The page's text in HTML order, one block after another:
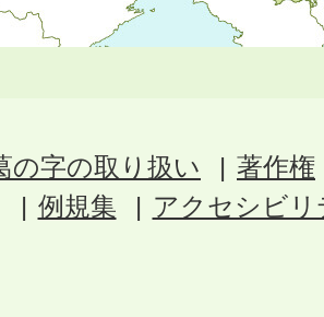
の字の取り扱い
著作権
例規集
アクセシビ